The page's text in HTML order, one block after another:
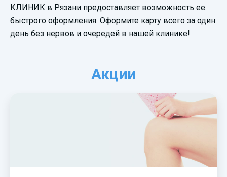
КЛИНИК в Рязани предоставляет возможность ее
быстрого оформления. Оформите карту всего за один
день без нервов и очередей в нашей клинике!
Акции